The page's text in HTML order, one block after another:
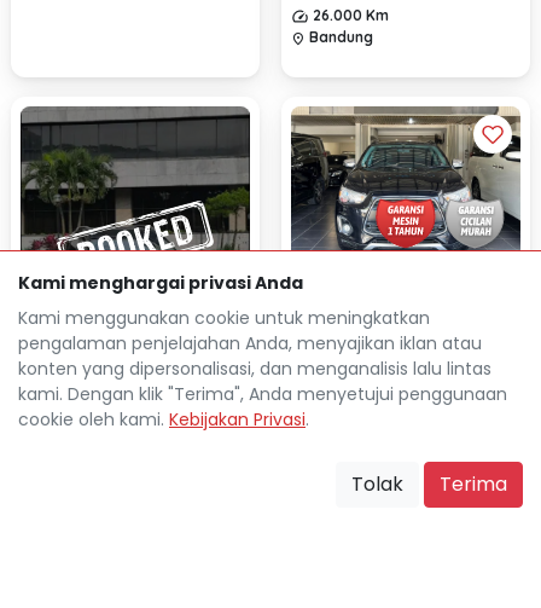
26.000 Km
location_on Bandung
NISSAN XTRAIL 2.0 MT 2015
MITSUBISHI OUTLANDER 2.0
PX ACTION AT 2017
TDP Rp 39.178.400
Cicilan
Rp 5.262.200
Kami menghargai privasi Anda
Kami menggunakan cookie untuk meningkatkan
pengalaman penjelajahan Anda, menyajikan iklan atau
konten yang dipersonalisasi, dan menganalisis lalu lintas
kami. Dengan klik "Terima", Anda menyetujui penggunaan
cookie oleh kami. Kebijakan Privasi.
Tolak Terima